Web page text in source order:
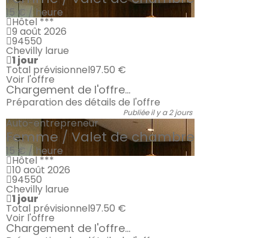
15 € / heure
Hôtel ***
9 août 2026
94550
Chevilly larue
1 jour
Total prévisionnel97.50 €
Voir l'offre
Chargement de l'offre...
Préparation des détails de l'offre
Publiée il y a 2 jours
Auto-entrepreneur
Femme / Valet de chambre
15 € / heure
Hôtel ***
10 août 2026
94550
Chevilly larue
1 jour
Total prévisionnel97.50 €
Voir l'offre
Chargement de l'offre...